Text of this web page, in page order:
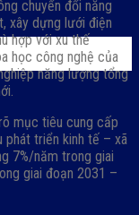
chuyển đổi năng
xây dựng lưới điện
hợp với xu thế
học công nghệ của
năng lượng tổng
mục tiêu cung cấp
triển kinh tế – xã
7%/năm trong giai
giai đoạn 2031 –